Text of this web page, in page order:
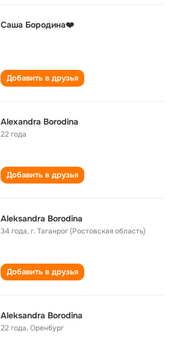
Саша Бородина❤️
Добавить в друзья
Alexandra Borodina
22 года
Добавить в друзья
Aleksandra Borodina
34 года,г. Таганрог (Ростовская область)
Добавить в друзья
Aleksandra Borodina
22 года,Оренбург